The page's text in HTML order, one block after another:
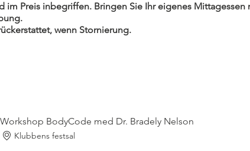
im Preis inbegriffen. Bringen Sie Ihr eigenes
wenn Stornierung.
Workshop BodyCode med Dr. Bradely Nelson
Klubbens festsal